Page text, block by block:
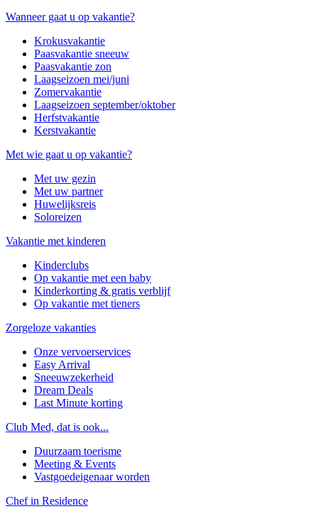
Wanneer gaat u op vakantie?
Krokusvakantie
Paasvakantie sneeuw
Paasvakantie zon
Laagseizoen mei/juni
Zomervakantie
Laagseizoen september/oktober
Herfstvakantie
Kerstvakantie
Met wie gaat u op vakantie?
Met uw gezin
Met uw partner
Huwelijksreis
Soloreizen
Vakantie met kinderen
Kinderclubs
Op vakantie met een baby
Kinderkorting & gratis verblijf
Op vakantie met tieners
Zorgeloze vakanties
Onze vervoerservices
Easy Arrival
Sneeuwzekerheid
Dream Deals
Last Minute korting
Club Med, dat is ook...
Duurzaam toerisme
Meeting & Events
Vastgoedeigenaar worden
Chef in Residence